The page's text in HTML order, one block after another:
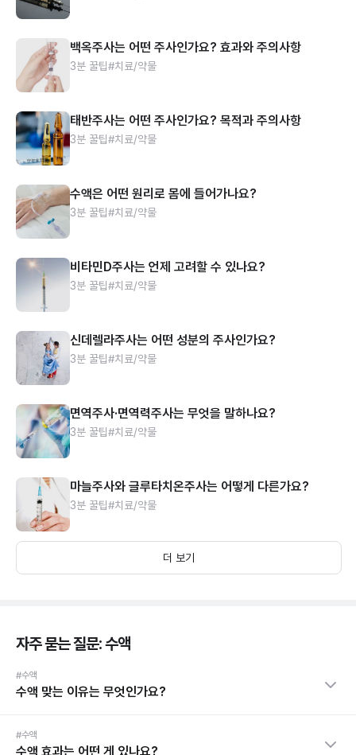
백옥주사는 어떤 주사인가요? 효과와 주의사항
3분 꿀팁#치료/약물
태반주사는 어떤 주사인가요? 목적과 주의사항
3분 꿀팁#치료/약물
수액은 어떤 원리로 몸에 들어가나요?
3분 꿀팁#치료/약물
비타민D주사는 언제 고려할 수 있나요?
3분 꿀팁#치료/약물
신데렐라주사는 어떤 성분의 주사인가요?
3분 꿀팁#치료/약물
면역주사·면역력주사는 무엇을 말하나요?
3분 꿀팁#치료/약물
마늘주사와 글루타치온주사는 어떻게 다른가요?
3분 꿀팁#치료/약물
더 보기
자주 묻는 질문: 수액
#수액
수액 맞는 이유는 무엇인가요?
#수액
수액 효과는 어떤 게 있나요?